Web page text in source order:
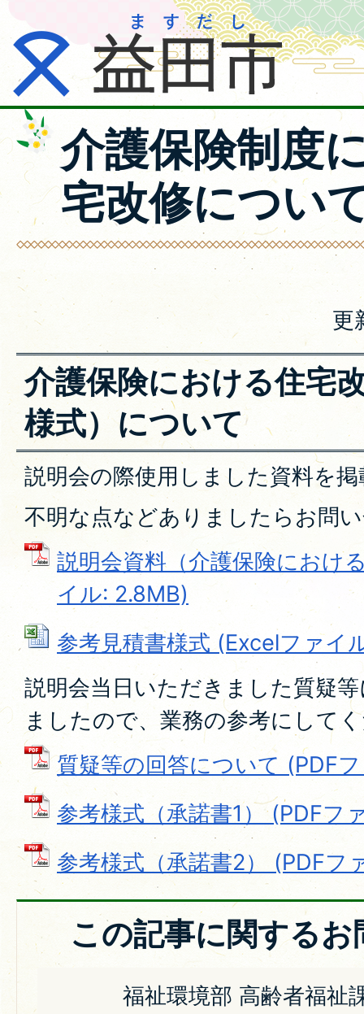
介護保険制度
宅改修につい
更
介護保険における住宅
様式）について
説明会の際使用しました資料を
不明な点などありましたらお問
説明会資料（介護保険におけ
イル: 2.8MB)
参考見積書様式 (Excelファイ
説明会当日いただきました質疑
ましたので、業務の参考にして
質疑等の回答について (PDF
参考様式（承諾書1） (PDFフ
参考様式（承諾書2） (PDFフ
この記事に関する
福祉環境部 高齢者福祉